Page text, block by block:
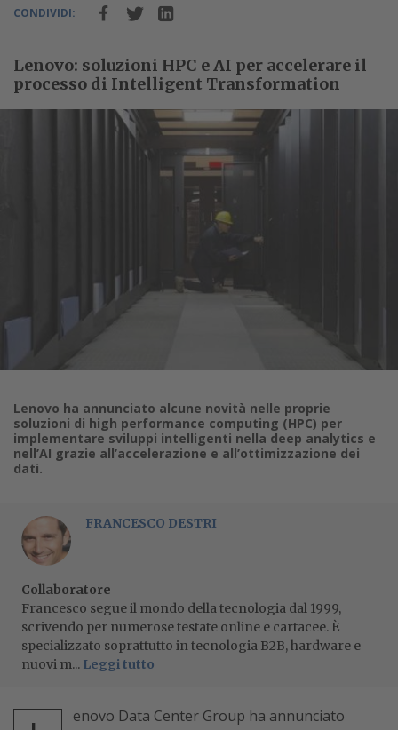
CONDIVIDI:
Lenovo: soluzioni HPC e AI per accelerare il
processo di Intelligent Transformation
Lenovo ha annunciato alcune novità nelle proprie
soluzioni di high performance computing (HPC) per
implementare sviluppi intelligenti nella deep analytics e
nell’AI grazie all’accelerazione e all’ottimizzazione dei
dati.
FRANCESCO DESTRI
Collaboratore
Francesco segue il mondo della tecnologia dal 1999,
scrivendo per numerose testate online e cartacee. È
specializzato soprattutto in tecnologia B2B, hardware e
nuovi m... Leggi tutto
enovo Data Center Group ha annunciato